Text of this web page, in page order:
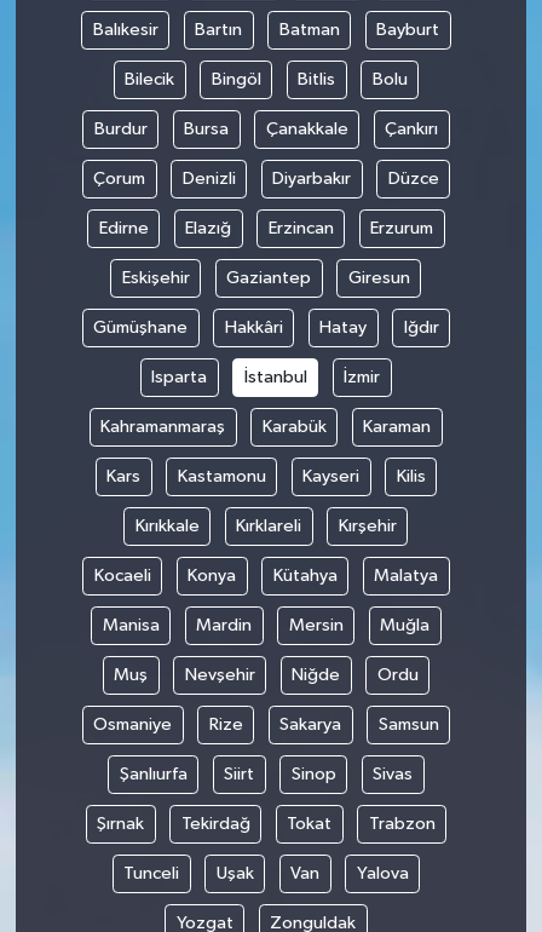
Balıkesir Bartın Batman Bayburt
Bilecik Bingöl Bitlis Bolu
Burdur Bursa Çanakkale Çankırı
Çorum Denizli Diyarbakır Düzce
Edirne Elazığ Erzincan Erzurum
Eskişehir Gaziantep Giresun
Gümüşhane Hakkâri Hatay Iğdır
Isparta İstanbul İzmir
Kahramanmaraş Karabük Karaman
Kars Kastamonu Kayseri Kilis
Kırıkkale Kırklareli Kırşehir
Kocaeli Konya Kütahya Malatya
Manisa Mardin Mersin Muğla
Muş Nevşehir Niğde Ordu
Osmaniye Rize Sakarya Samsun
Şanlıurfa Siirt Sinop Sivas
Şırnak Tekirdağ Tokat Trabzon
Tunceli Uşak Van Yalova
Yozgat Zonguldak